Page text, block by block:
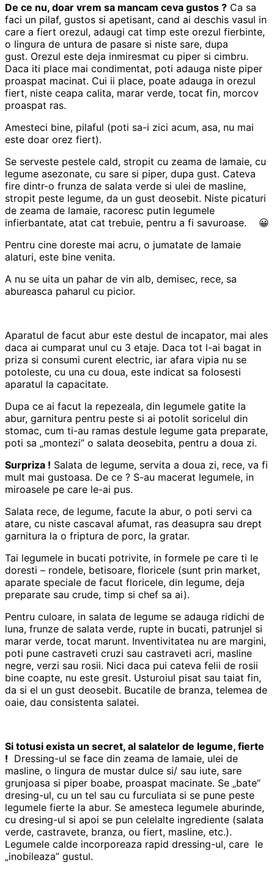
De ce nu, doar vrem sa mancam ceva gustos ? Ca sa
faci un pilaf, gustos si apetisant, cand ai deschis vasul in
care a fiert orezul, adaugi cat timp este orezul fierbinte,
o lingura de untura de pasare si niste sare, dupa
gust. Orezul este deja inmiresmat cu piper si cimbru.
Daca iti place mai condimentat, poti adauga niste piper
proaspat macinat. Cui ii place, poate adauga in orezul
fiert, niste ceapa calita, marar verde, tocat fin, morcov
proaspat ras.
Amesteci bine, pilaful (poti sa-i zici acum, asa, nu mai
este doar orez fiert).
Se serveste pestele cald, stropit cu zeama de lamaie, cu
legume asezonate, cu sare si piper, dupa gust. Cateva
fire dintr-o frunza de salata verde si ulei de masline,
stropit peste legume, da un gust deosebit. Niste picaturi
de zeama de lamaie, racoresc putin legumele
infierbantate, atat cat trebuie, pentru a fi savuroase. 😀
Pentru cine doreste mai acru, o jumatate de lamaie
alaturi, este bine venita.
A nu se uita un pahar de vin alb, demisec, rece, sa
abureasca paharul cu picior.
Aparatul de facut abur este destul de incapator, mai ales
daca ai cumparat unul cu 3 etaje. Daca tot l-ai bagat in
priza si consumi curent electric, iar afara vipia nu se
potoleste, cu una cu doua, este indicat sa folosesti
aparatul la capacitate.
Dupa ce ai facut la repezeala, din legumele gatite la
abur, garnitura pentru peste si ai potolit soricelul din
stomac, cum ti-au ramas destule legume gata preparate,
poti sa „montezi” o salata deosebita, pentru a doua zi.
Surpriza ! Salata de legume, servita a doua zi, rece, va fi
mult mai gustoasa. De ce ? S-au macerat legumele, in
miroasele pe care le-ai pus.
Salata rece, de legume, facute la abur, o poti servi ca
atare, cu niste cascaval afumat, ras deasupra sau drept
garnitura la o friptura de porc, la gratar.
Tai legumele in bucati potrivite, in formele pe care ti le
doresti – rondele, betisoare, floricele (sunt prin market,
aparate speciale de facut floricele, din legume, deja
preparate sau crude, timp si chef sa ai).
Pentru culoare, in salata de legume se adauga ridichi de
luna, frunze de salata verde, rupte in bucati, patrunjel si
marar verde, tocat marunt. Inventivitatea nu are margini,
poti pune castraveti cruzi sau castraveti acri, masline
negre, verzi sau rosii. Nici daca pui cateva felii de rosii
bine coapte, nu este gresit. Usturoiul pisat sau taiat fin,
da si el un gust deosebit. Bucatile de branza, telemea de
oaie, dau consistenta salatei.
Si totusi exista un secret, al salatelor de legume, fierte
! Dressing-ul se face din zeama de lamaie, ulei de
masline, o lingura de mustar dulce si/ sau iute, sare
grunjoasa si piper boabe, proaspat macinate. Se „bate”
dresing-ul, cu un tel sau cu furculiata si se pune peste
legumele fierte la abur. Se amesteca legumele aburinde,
cu dresing-ul si apoi se pun celelalte ingrediente (salata
verde, castravete, branza, ou fiert, masline, etc.).
Legumele calde incorporeaza rapid dressing-ul, care le
„inobileaza” gustul.